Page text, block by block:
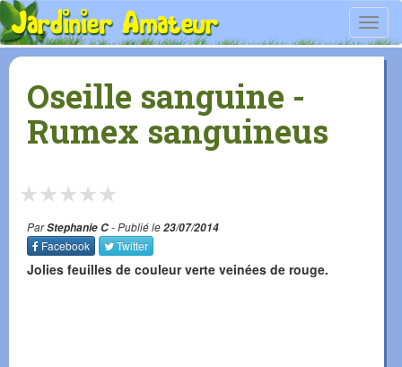
Oseille sanguine -
Rumex sanguineus
★
★
★
★
★
ParStephanie C- Publié le23/07/2014
Facebook
Twitter
Jolies feuilles de couleur verte veinées de rouge.